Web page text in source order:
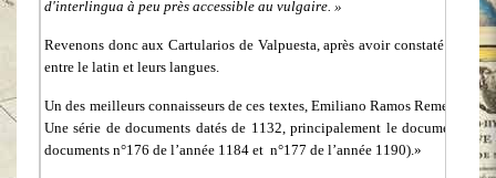
d'interlingua à peu près accessible au vulgaire. »
Revenons donc aux Cartularios de Valpuesta, après avoir constaté que
entre le latin et leurs langues.
Un des meilleurs connaisseurs de ces textes, Emiliano Ramos Remedios,
Une série de documents datés de 1132, principalement le document n°
documents n°176 de l’année 1184 et n°177 de l’année 1190).»